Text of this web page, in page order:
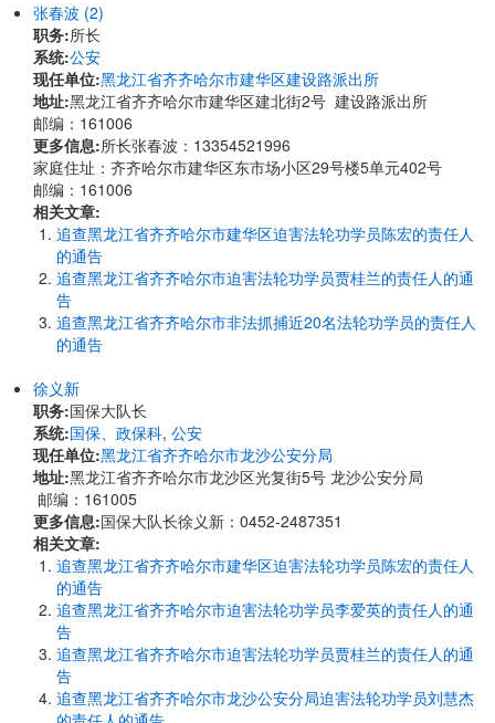
张春波 (2)
职务:所长
系统:公安
现任单位:黑龙江省齐齐哈尔市建华区建设路派出所
地址:黑龙江省齐齐哈尔市建华区建北街2号 建设路派出所
邮编：161006
更多信息:所长张春波：13354521996
家庭住址：齐齐哈尔市建华区东市场小区29号楼5单元402号
邮编：161006
相关文章:
追查黑龙江省齐齐哈尔市建华区迫害法轮功学员陈宏的责任人
的通告
追查黑龙江省齐齐哈尔市迫害法轮功学员贾桂兰的责任人的通
告
追查黑龙江省齐齐哈尔市非法抓捕近20名法轮功学员的责任人
的通告
徐义新
职务:国保大队长
系统:国保、政保科, 公安
现任单位:黑龙江省齐齐哈尔市龙沙公安分局
地址:黑龙江省齐齐哈尔市龙沙区光复街5号 龙沙公安分局
邮编：161005
更多信息:国保大队长徐义新：0452-2487351
相关文章:
追查黑龙江省齐齐哈尔市建华区迫害法轮功学员陈宏的责任人
的通告
追查黑龙江省齐齐哈尔市迫害法轮功学员李爱英的责任人的通
告
追查黑龙江省齐齐哈尔市迫害法轮功学员贾桂兰的责任人的通
告
追查黑龙江省齐齐哈尔市龙沙公安分局迫害法轮功学员刘慧杰